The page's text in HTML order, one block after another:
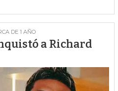
DE 1 AÑO
a Richard